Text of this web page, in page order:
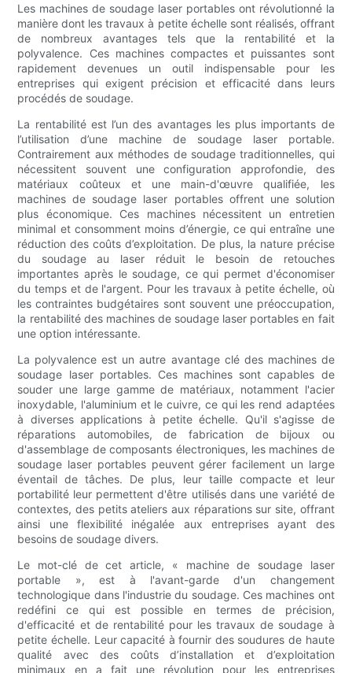
Les machines de soudage laser portables ont révolutionné la
manière dont les travaux à petite échelle sont réalisés, offrant
de nombreux avantages tels que la rentabilité et la
polyvalence. Ces machines compactes et puissantes sont
rapidement devenues un outil indispensable pour les
entreprises qui exigent précision et efficacité dans leurs
procédés de soudage.
La rentabilité est l’un des avantages les plus importants de
l’utilisation d’une machine de soudage laser portable.
Contrairement aux méthodes de soudage traditionnelles, qui
nécessitent souvent une configuration approfondie, des
matériaux coûteux et une main-d'œuvre qualifiée, les
machines de soudage laser portables offrent une solution
plus économique. Ces machines nécessitent un entretien
minimal et consomment moins d’énergie, ce qui entraîne une
réduction des coûts d’exploitation. De plus, la nature précise
du soudage au laser réduit le besoin de retouches
importantes après le soudage, ce qui permet d'économiser
du temps et de l'argent. Pour les travaux à petite échelle, où
les contraintes budgétaires sont souvent une préoccupation,
la rentabilité des machines de soudage laser portables en fait
une option intéressante.
La polyvalence est un autre avantage clé des machines de
soudage laser portables. Ces machines sont capables de
souder une large gamme de matériaux, notamment l'acier
inoxydable, l'aluminium et le cuivre, ce qui les rend adaptées
à diverses applications à petite échelle. Qu'il s'agisse de
réparations automobiles, de fabrication de bijoux ou
d'assemblage de composants électroniques, les machines de
soudage laser portables peuvent gérer facilement un large
éventail de tâches. De plus, leur taille compacte et leur
portabilité leur permettent d'être utilisés dans une variété de
contextes, des petits ateliers aux réparations sur site, offrant
ainsi une flexibilité inégalée aux entreprises ayant des
besoins de soudage divers.
Le mot-clé de cet article, « machine de soudage laser
portable », est à l'avant-garde d'un changement
technologique dans l'industrie du soudage. Ces machines ont
redéfini ce qui est possible en termes de précision,
d'efficacité et de rentabilité pour les travaux de soudage à
petite échelle. Leur capacité à fournir des soudures de haute
qualité avec des coûts d’installation et d’exploitation
minimaux en a fait une révolution pour les entreprises